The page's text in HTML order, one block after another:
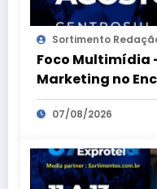
Sortimento
Foco Multimídia
Marketing no
07/08/2026